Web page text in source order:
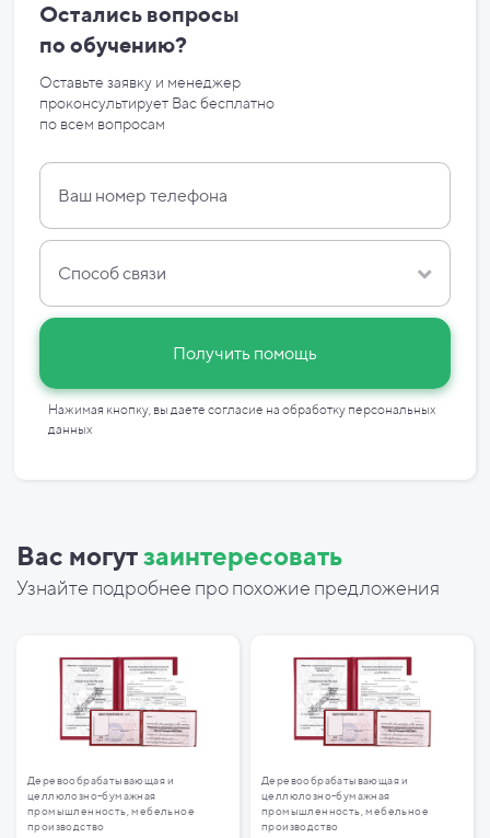
Остались вопросы
по обучению?
Оставьте заявку и менеджер
проконсультирует Вас бесплатно
по всем вопросам
Способ связи
Получить помощь
Нажимая кнопку, вы даете согласие на обработку персональных
данных
Вас могутзаинтересовать
Узнайте подробнее про похожие предложения
Деревообрабатывающая и
целлюлозно-бумажная
промышленность, мебельное
производство
Деревообрабатывающая и
целлюлозно-бумажная
промышленность, мебельное
производство